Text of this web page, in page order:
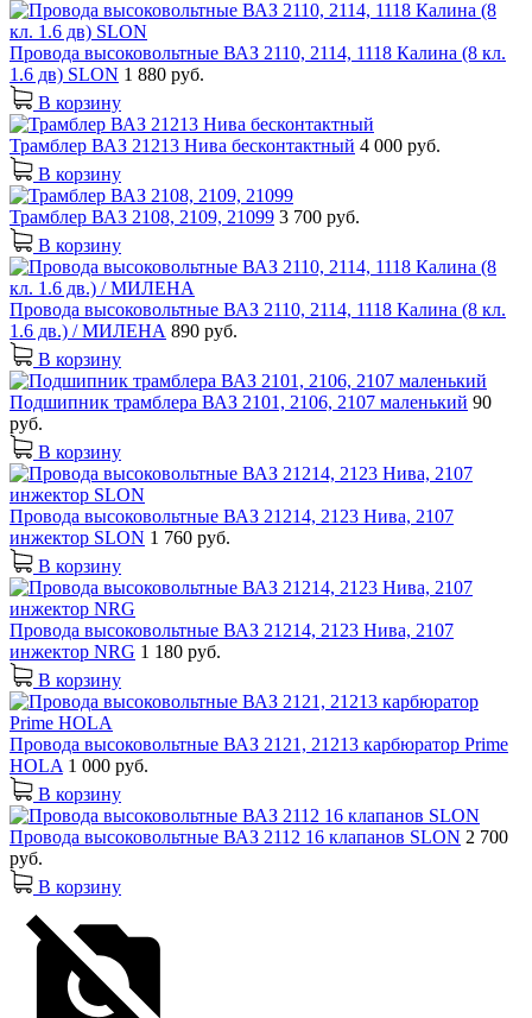
Провода высоковольтные ВАЗ 2110, 2114, 1118 Калина (8 кл.
1.6 дв) SLON 1 880 руб.
В корзину
Трамблер ВАЗ 21213 Нива бесконтактный 4 000 руб.
В корзину
Трамблер ВАЗ 2108, 2109, 21099 3 700 руб.
В корзину
Провода высоковольтные ВАЗ 2110, 2114, 1118 Калина (8 кл.
1.6 дв.) / МИЛЕНА 890 руб.
В корзину
Подшипник трамблера ВАЗ 2101, 2106, 2107 маленький 90
руб.
В корзину
Провода высоковольтные ВАЗ 21214, 2123 Нива, 2107
инжектор SLON 1 760 руб.
В корзину
Провода высоковольтные ВАЗ 21214, 2123 Нива, 2107
инжектор NRG 1 180 руб.
В корзину
Провода высоковольтные ВАЗ 2121, 21213 карбюратор Prime
HOLA 1 000 руб.
В корзину
Провода высоковольтные ВАЗ 2112 16 клапанов SLON 2 700
руб.
В корзину